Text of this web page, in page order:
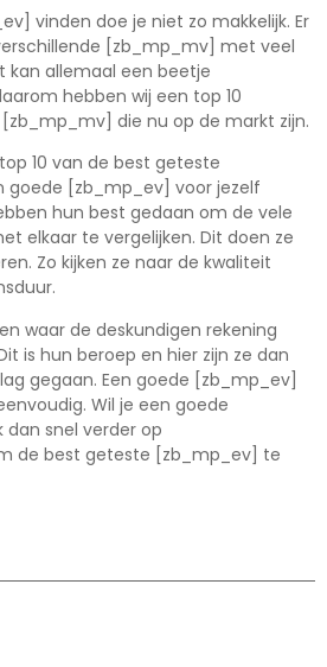
vinden doe je niet zo makkelijk. Er
[zb_mp_mv] met veel
kan allemaal een beetje
hebben wij een top 10
die nu op de markt zijn.
10 van de best geteste
goede [zb_mp_ev] voor jezelf
hun best gedaan om de vele
elkaar te vergelijken. Dit doen ze
Zo kijken ze naar de kwaliteit
waar de deskundigen rekening
is hun beroep en hier zijn ze dan
gegaan. Een goede [zb_mp_ev]
Wil je een goede
dan snel verder op
de best geteste [zb_mp_ev] te